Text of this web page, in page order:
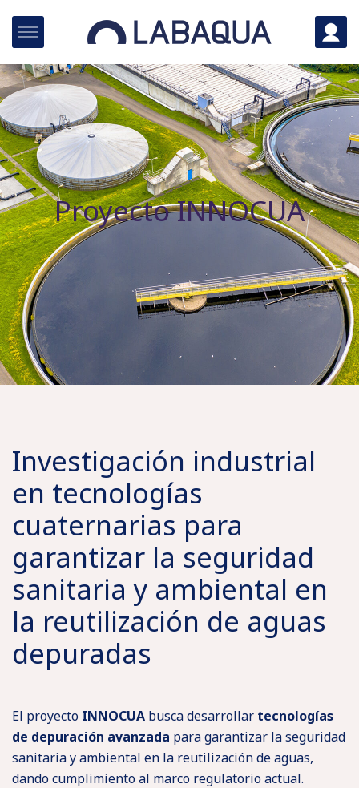
Proyecto INNOCUA
Investigación industrial
en tecnologías
cuaternarias para
garantizar la seguridad
sanitaria y ambiental en
la reutilización de aguas
depuradas
El proyecto INNOCUA busca desarrollar tecnologías
de depuración avanzada para garantizar la seguridad
sanitaria y ambiental en la reutilización de aguas,
dando cumplimiento al marco regulatorio actual.